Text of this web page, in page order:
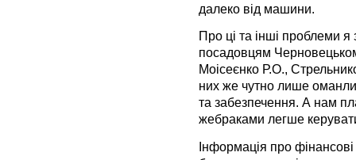
далеко від машини.
Про ці та інші проблеми
посадовцям
Моісеєнко Р.О.,
них же чутно лише
та забезпечення. А нам
жебраками легше
Інформація про